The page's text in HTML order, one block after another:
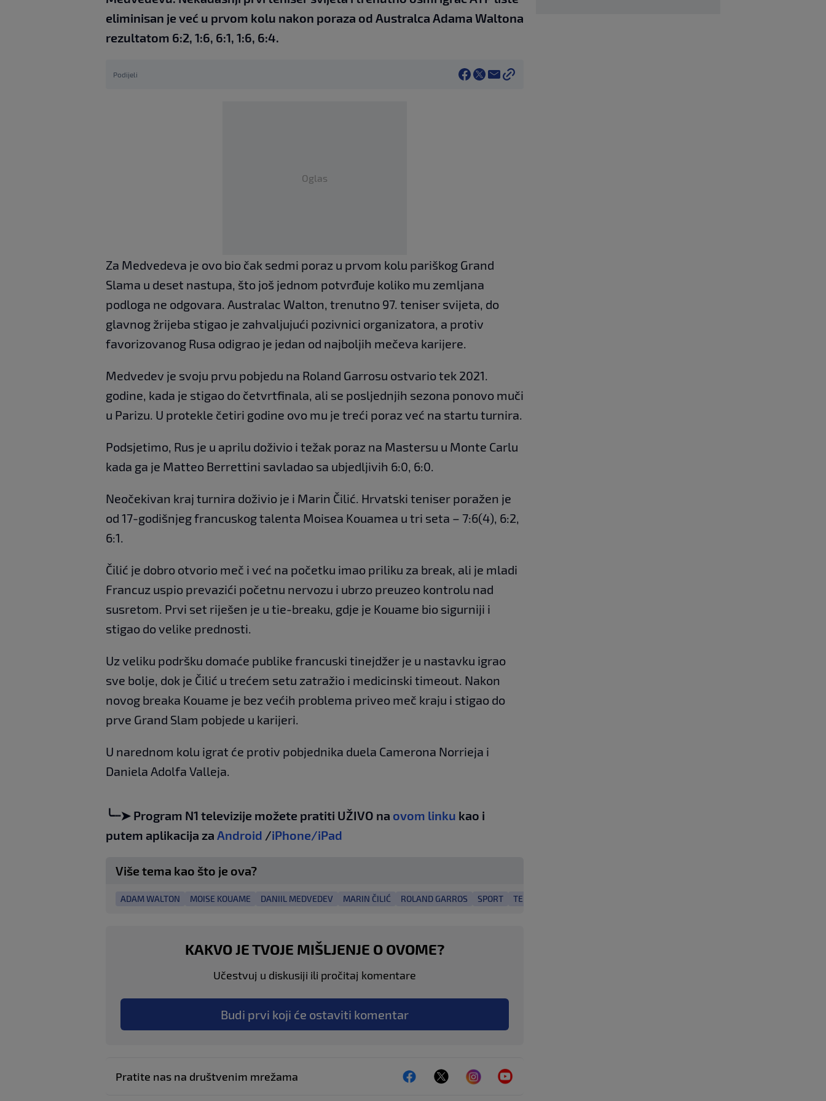
eliminisan je već u prvom kolu nakon poraza od Australca Adama Waltona
rezultatom 6:2, 1:6, 6:1, 1:6, 6:4.
Podijeli
Oglas
Za Medvedeva je ovo bio čak sedmi poraz u prvom kolu pariškog Grand
Slama u deset nastupa, što još jednom potvrđuje koliko mu zemljana
podloga ne odgovara. Australac Walton, trenutno 97. teniser svijeta, do
glavnog žrijeba stigao je zahvaljujući pozivnici organizatora, a protiv
favorizovanog Rusa odigrao je jedan od najboljih mečeva karijere.
Medvedev je svoju prvu pobjedu na Roland Garrosu ostvario tek 2021.
godine, kada je stigao do četvrtfinala, ali se posljednjih sezona ponovo muči
u Parizu. U protekle četiri godine ovo mu je treći poraz već na startu turnira.
Podsjetimo, Rus je u aprilu doživio i težak poraz na Mastersu u Monte Carlu
kada ga je Matteo Berrettini savladao sa ubjedljivih 6:0, 6:0.
Neočekivan kraj turnira doživio je i Marin Čilić. Hrvatski teniser poražen je
od 17-godišnjeg francuskog talenta Moisea Kouamea u tri seta – 7:6(4), 6:2,
6:1.
Čilić je dobro otvorio meč i već na početku imao priliku za break, ali je mladi
Francuz uspio prevazići početnu nervozu i ubrzo preuzeo kontrolu nad
susretom. Prvi set riješen je u tie-breaku, gdje je Kouame bio sigurniji i
stigao do velike prednosti.
Uz veliku podršku domaće publike francuski tinejdžer je u nastavku igrao
sve bolje, dok je Čilić u trećem setu zatražio i medicinski timeout. Nakon
novog breaka Kouame je bez većih problema priveo meč kraju i stigao do
prve Grand Slam pobjede u karijeri.
U narednom kolu igrat će protiv pobjednika duela Camerona Norrieja i
Daniela Adolfa Valleja.
╰┈➤ Program N1 televizije možete pratiti UŽIVO na ovom linku kao i
putem aplikacija za Android /iPhone/iPad
Više tema kao što je ova?
ADAM WALTON MOISE KOUAME DANIIL MEDVEDEV MARIN ČILIĆ ROLAND GARROS SPORT TENIS
KAKVO JE TVOJE MIŠLJENJE O OVOME?
Učestvuj u diskusiji ili pročitaj komentare
Budi prvi koji će ostaviti komentar
Pratite nas na društvenim mrežama